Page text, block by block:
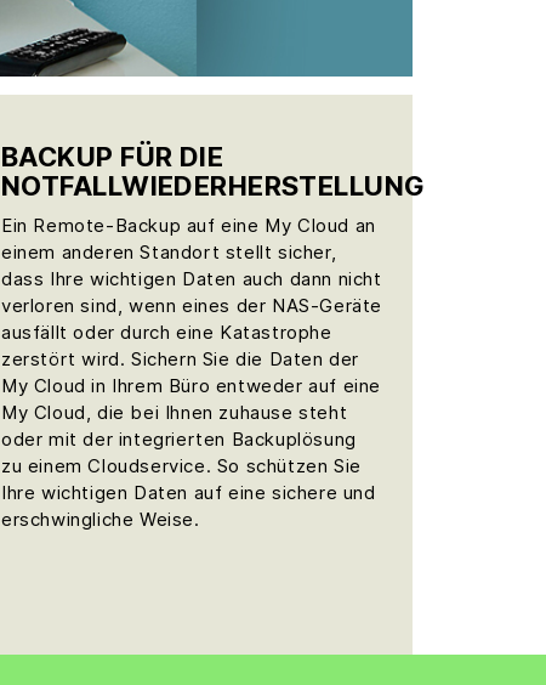
BACKUP FÜR DIE
NOTFALLWIEDERHERSTELLUNG
Ein Remote-Backup auf eine My Cloud an
einem anderen Standort stellt sicher,
dass Ihre wichtigen Daten auch dann nicht
verloren sind, wenn eines der NAS-Geräte
ausfällt oder durch eine Katastrophe
zerstört wird. Sichern Sie die Daten der
My Cloud in Ihrem Büro entweder auf eine
My Cloud, die bei Ihnen zuhause steht
oder mit der integrierten Backuplösung
zu einem Cloudservice. So schützen Sie
Ihre wichtigen Daten auf eine sichere und
erschwingliche Weise.